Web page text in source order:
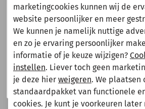
Andere bekeken
Wellicht ook iets
-75% -70%
Natuurlijk kun je wel gewoon een
maar deze wordt dan maandag 10
verzonden.
Gelieve hier rekening mee te
van je bestelling.
Shop nu!
marketingcookies kunnen wij de
website persoonlijker en meer
We kunnen je namelijk nuttige
en zo je ervaring persoonlijker
informatie of je keuze wijzigen?
instellen. Liever toch geen
je deze hier weigeren. We plaatsen
standaardpakket van functionele
cookies. Je kunt je voorkeuren later